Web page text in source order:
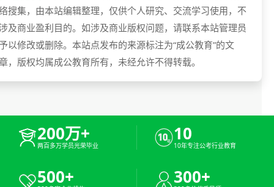
搜集，由本站编辑整理，仅供个人研究、交流学习使用，不
及商业盈利目的。如涉及商业版权问题，请联系本站管理员
以修改或删除。本站点发布的来源标注为“成公教育”的文
，版权均属成公教育所有，未经允许不得转载。
200万+
两百多万学员光荣毕业
10
10年专注公考行业教育
500+ 300+